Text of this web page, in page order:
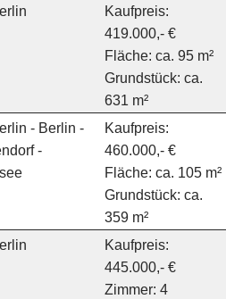
Kaufpreis:
419.000,- €
Fläche: ca. 95 m²
Grundstück: ca.
631 m²
- Berlin -
-
Kaufpreis:
460.000,- €
Fläche: ca. 105 m²
Grundstück: ca.
359 m²
Kaufpreis:
445.000,- €
Zimmer: 4